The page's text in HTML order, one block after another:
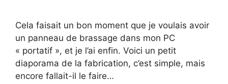
Cela faisait un bon moment que je voulais avoir
un panneau de brassage dans mon PC
« portatif », et je l’ai enfin. Voici un petit
diaporama de la fabrication, c’est simple, mais
encore fallait-il le faire…